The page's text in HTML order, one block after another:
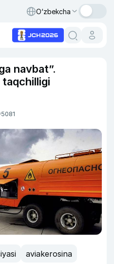
O‘zbekcha
navbat”.
taqchilligi
5081
aviakerosina